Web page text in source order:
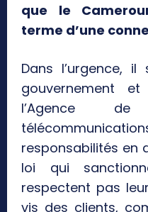
que le
terme d’une
Dans l’urgence,
gouvernement
l’Agence
responsabilités en
loi qui
respectent pas
vis des clients,